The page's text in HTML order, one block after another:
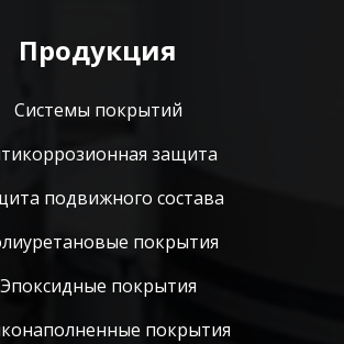
Продукция
Системы покрытий
защита
подвижного состава
покрытия
Эпоксидные покрытия
покрытия